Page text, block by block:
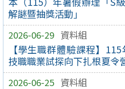
解謎暨抽獎活動」
2026-06-29 資料組
【學生職群體驗課程】
技職職業試探向下扎根夏令
2026-06-25 資料組